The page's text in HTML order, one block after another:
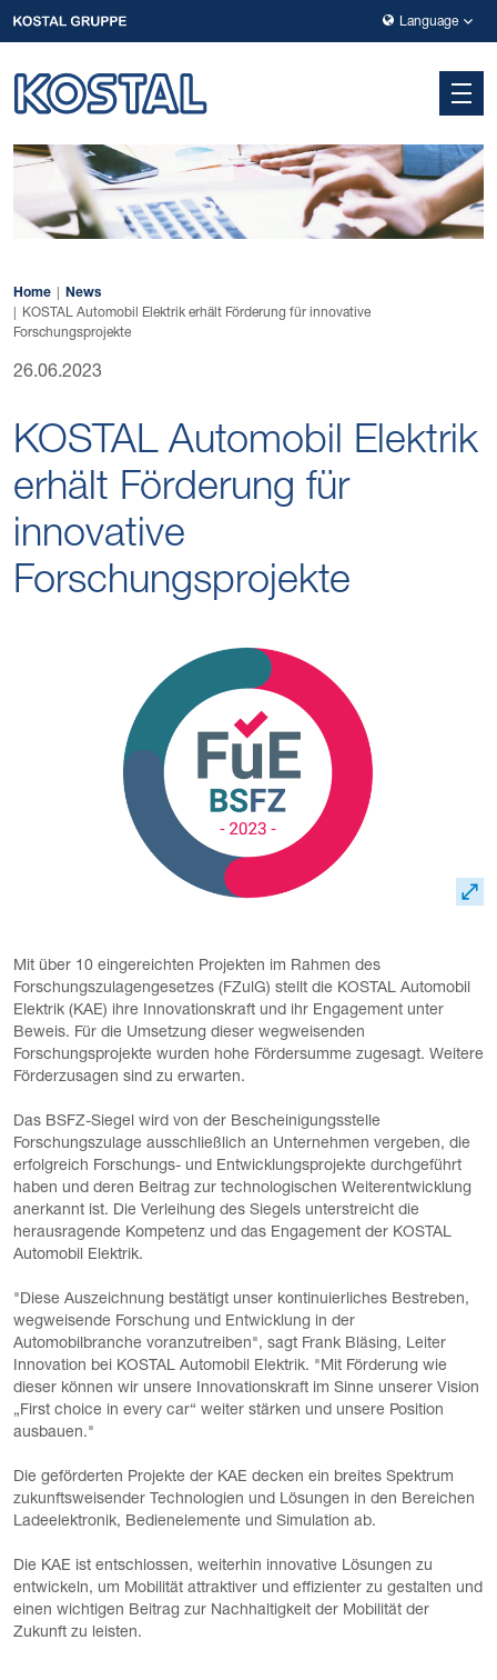
Zur Hauptnavigation springen
Zum Hauptinhalt springen
Zur Fußzeile der Seite springen
Language
Home
News
KOSTAL Automobil Elektrik erhält Förderung für innovative
Forschungsprojekte
26.06.2023
KOSTAL Automobil Elektrik
erhält Förderung für
innovative
Forschungsprojekte
Mit über 10 eingereichten Projekten im Rahmen des
Forschungszulagengesetzes (FZulG) stellt die KOSTAL Automobil
Elektrik (KAE) ihre Innovationskraft und ihr Engagement unter
Beweis. Für die Umsetzung dieser wegweisenden
Forschungsprojekte wurden hohe Fördersumme zugesagt. Weitere
Förderzusagen sind zu erwarten.
Das BSFZ-Siegel wird von der Bescheinigungsstelle
Forschungszulage ausschließlich an Unternehmen vergeben, die
erfolgreich Forschungs- und Entwicklungsprojekte durchgeführt
haben und deren Beitrag zur technologischen Weiterentwicklung
anerkannt ist. Die Verleihung des Siegels unterstreicht die
herausragende Kompetenz und das Engagement der KOSTAL
Automobil Elektrik.
"Diese Auszeichnung bestätigt unser kontinuierliches Bestreben,
wegweisende Forschung und Entwicklung in der
Automobilbranche voranzutreiben", sagt Frank Bläsing, Leiter
Innovation bei KOSTAL Automobil Elektrik. "Mit Förderung wie
dieser können wir unsere Innovationskraft im Sinne unserer Vision
„First choice in every car“ weiter stärken und unsere Position
ausbauen."
Die geförderten Projekte der KAE decken ein breites Spektrum
zukunftsweisender Technologien und Lösungen in den Bereichen
Ladeelektronik, Bedienelemente und Simulation ab.
Die KAE ist entschlossen, weiterhin innovative Lösungen zu
entwickeln, um Mobilität attraktiver und effizienter zu gestalten und
einen wichtigen Beitrag zur Nachhaltigkeit der Mobilität der
Zukunft zu leisten.